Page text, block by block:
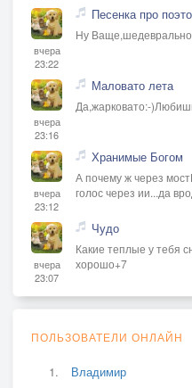
вчера
23:22
Песенка про
Ну
вчера
23:16
Маловато лета
Да,жарковато:-
вчера
23:12
Хранимые Богом
А почему ж через
голос через ии...да
вчера
23:07
Чудо
Какие теплые у тебя
хорошо+7
ПОЛЬЗОВАТЕЛИ ОНЛАЙН
Владимир